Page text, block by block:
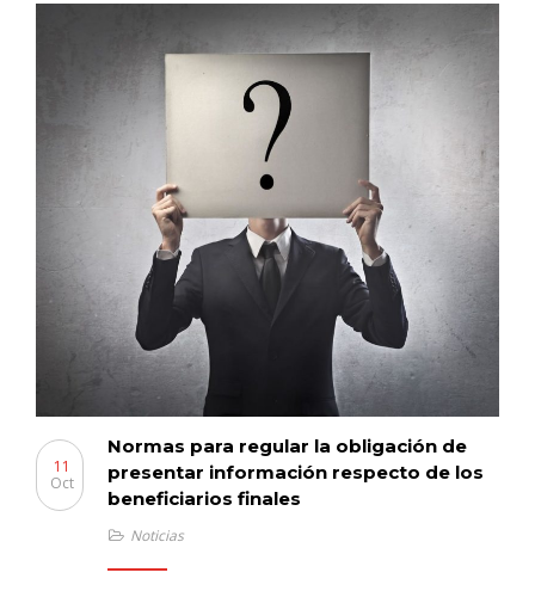
Normas para regular la obligación de
presentar información respecto de los
beneficiarios finales
11
Oct
Noticias